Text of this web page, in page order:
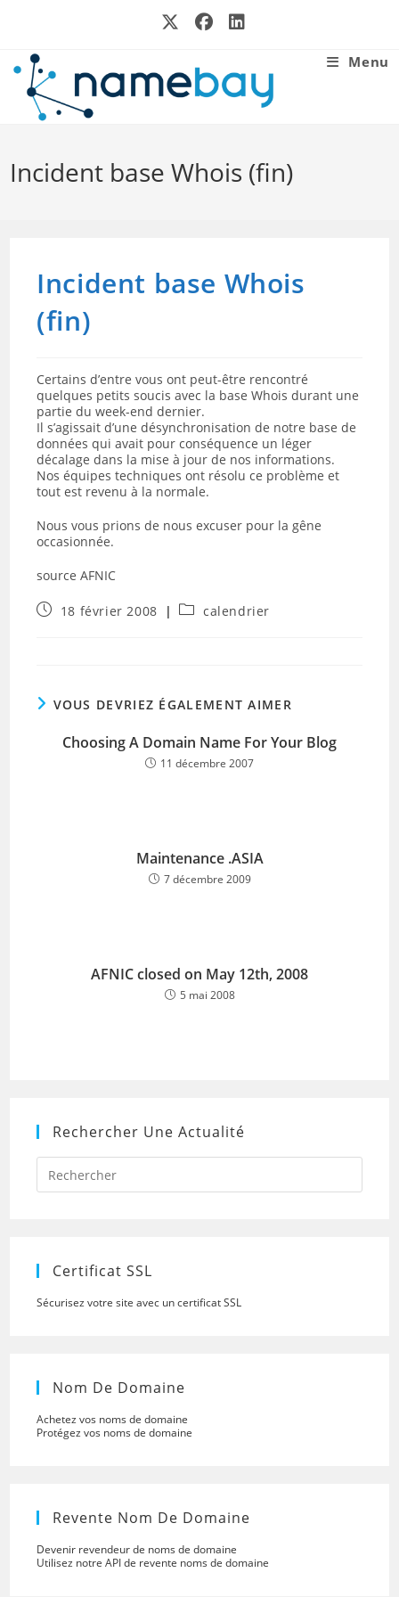
Menu
Incident base Whois (fin)
Incident base Whois
(fin)
Certains d’entre vous ont peut-être rencontré
quelques petits soucis avec la base Whois durant une
partie du week-end dernier.
Il s’agissait d’une désynchronisation de notre base de
données qui avait pour conséquence un léger
décalage dans la mise à jour de nos informations.
Nos équipes techniques ont résolu ce problème et
tout est revenu à la normale.
Nous vous prions de nous excuser pour la gêne
occasionnée.
source AFNIC
Publication
18 février 2008
Postcalendrier
VOUS DEVRIEZ ÉGALEMENT AIMER
Choosing A Domain Name For Your Blog
11 décembre 2007
Maintenance .ASIA
7 décembre 2009
AFNIC closed on May 12th, 2008
5 mai 2008
Rechercher Une Actualité
Press
to
Certificat SSL
Sécurisez votre site avec un certificat SSL
Nom De Domaine
Achetez vos noms de domaine
Protégez vos noms de domaine
Revente Nom De Domaine
Devenir revendeur de noms de domaine
Utilisez notre API de revente noms de domaine